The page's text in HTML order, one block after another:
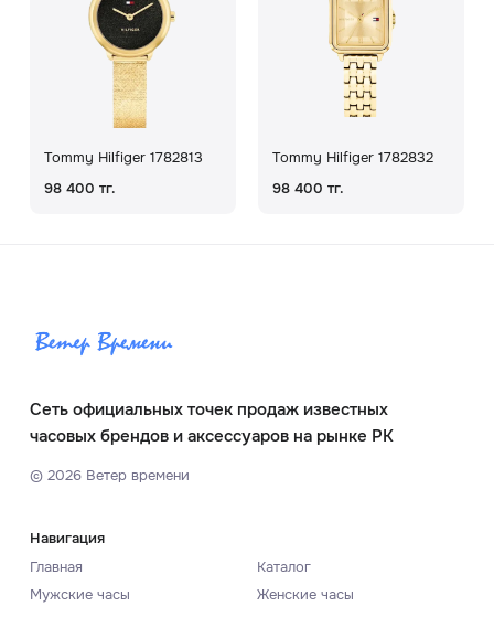
Tommy Hilfiger 1782813
98 400 тг.
Tommy Hilfiger 1782832
98 400 тг.
Сеть официальных точек продаж известных
часовых брендов и аксессуаров на рынке РК
© 2026Ветер времени
Навигация
Главная
Каталог
Мужские часы
Женские часы